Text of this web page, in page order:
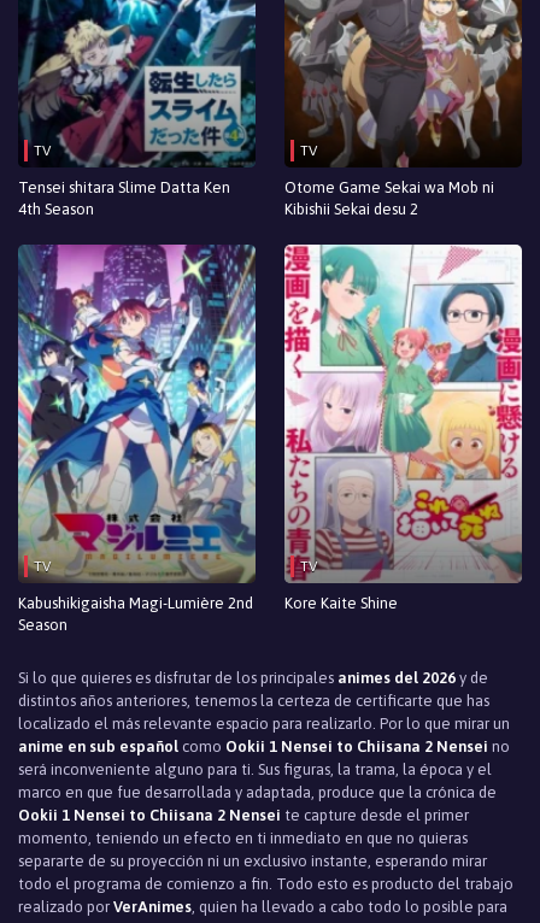
TV
Tensei shitara Slime Datta Ken
4th Season
TV
Otome Game Sekai wa Mob ni
Kibishii Sekai desu 2
TV
Kabushikigaisha Magi-Lumière 2nd
Season
TV
Kore Kaite Shine
Si lo que quieres es disfrutar de los principales animes del 2026 y de
distintos años anteriores, tenemos la certeza de certificarte que has
localizado el más relevante espacio para realizarlo. Por lo que mirar un
anime en sub español como Ookii 1 Nensei to Chiisana 2 Nensei no
será inconveniente alguno para ti. Sus figuras, la trama, la época y el
marco en que fue desarrollada y adaptada, produce que la crónica de
Ookii 1 Nensei to Chiisana 2 Nensei te capture desde el primer
momento, teniendo un efecto en ti inmediato en que no quieras
separarte de su proyección ni un exclusivo instante, esperando mirar
todo el programa de comienzo a fin. Todo esto es producto del trabajo
realizado por VerAnimes , quien ha llevado a cabo todo lo posible para